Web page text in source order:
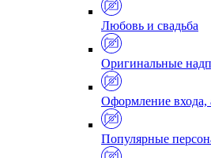
Любовь и свадьба
Оригинальные
Оформление входа,
Популярные